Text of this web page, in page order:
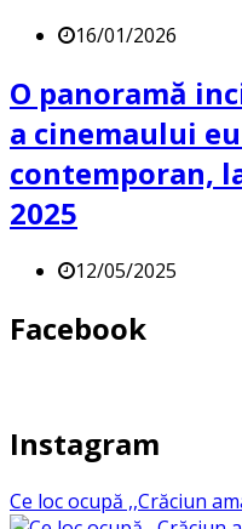
16/01/2026
O panoramă
a cinemaului
contemporan,
2025
12/05/2025
Facebook
Instagram
Ce loc ocupă ,,Crăciun